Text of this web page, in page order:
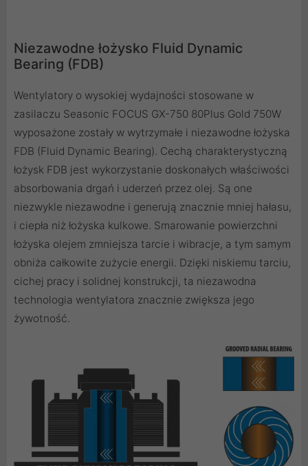
Niezawodne łożysko Fluid Dynamic
Bearing (FDB)
Wentylatory o wysokiej wydajności stosowane w
zasilaczu Seasonic FOCUS GX-750 80Plus Gold 750W
wyposażone zostały w wytrzymałe i niezawodne łożyska
FDB (Fluid Dynamic Bearing). Cechą charakterystyczną
łożysk FDB jest wykorzystanie doskonałych właściwości
absorbowania drgań i uderzeń przez olej. Są one
niezwykle niezawodne i generują znacznie mniej hałasu,
i ciepła niż łożyska kulkowe. Smarowanie powierzchni
łożyska olejem zmniejsza tarcie i wibracje, a tym samym
obniża całkowite zużycie energii. Dzięki niskiemu tarciu,
cichej pracy i solidnej konstrukcji, ta niezawodna
technologia wentylatora znacznie zwiększa jego
żywotność.